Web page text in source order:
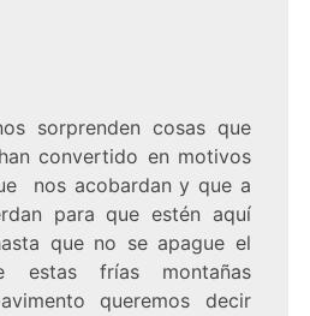
sorprenden cosas que
convertido en motivos
nos acobardan y que a
para que estén aquí
que no se apague el
estas frías montañas
queremos decir